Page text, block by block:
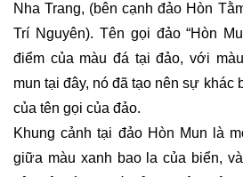
Nha Trang, (bên cạnh đảo Hòn
Trí Nguyên). Tên gọi đảo “Hòn
điểm của màu đá tại đảo, với
mun tại đây, nó đã tạo nên sự khác
của tên gọi của đảo.
Khung cảnh tại đảo Hòn Mun là
giữa màu xanh bao la của biển,